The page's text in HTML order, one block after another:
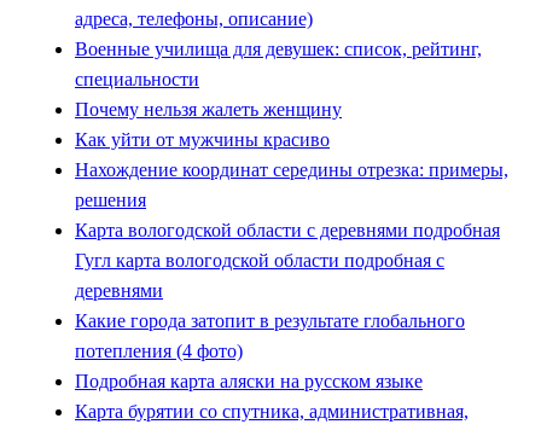
адреса, телефоны, описание)
Военные училища для девушек: список, рейтинг,
специальности
Почему нельзя жалеть женщину
Как уйти от мужчины красиво
Нахождение координат середины отрезка: примеры,
решения
Карта вологодской области с деревнями подробная
Гугл карта вологодской области подробная с
деревнями
Какие города затопит в результате глобального
потепления (4 фото)
Подробная карта аляски на русском языке
Карта бурятии со спутника, административная,